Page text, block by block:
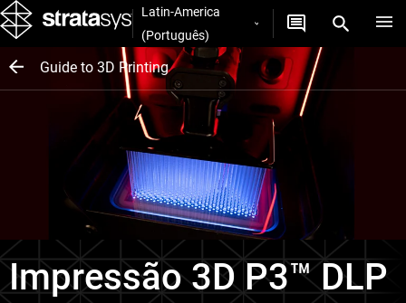
Latin-America
(Português)
Guide to 3D Printing
Impressão 3D P3™ DLP